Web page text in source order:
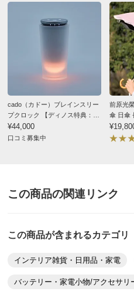
cado（カドー）ブレインスリー
プクロック 【ディノス特典：専
用アロマリキッド付き】
¥44,000
口コミ募集中
前原光
傘 日傘
この商品の関連リンク
この商品が含まれるカテゴリ
インテリア雑貨・日用品・家電
バッテリー・家電小物/アクセサリ